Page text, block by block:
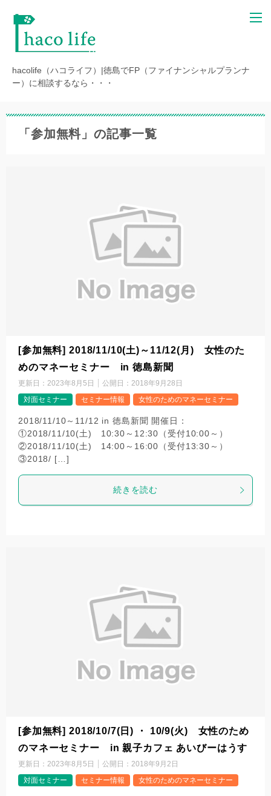
hacolife（ハコライフ）|徳島でFP（ファイナンシャルプランナ
ー）に相談するなら・・・
「参加無料」の記事一覧
[参加無料] 2018/11/10(土)～11/12(月) 女性のた
めのマネーセミナー in 徳島新聞
更新日： 2023年8月5日 公開日： 2018年9月28日
対面セミナー
セミナー情報 女性のためのマネーセミナー
2018/11/10～11/12 in 徳島新聞 開催日：
①2018/11/10(土) 10:30～12:30（受付10:00～）
②2018/11/10(土) 14:00～16:00（受付13:30～）
③2018/ […]
続きを読む
[参加無料] 2018/10/7(日) ・ 10/9(火) 女性のため
のマネーセミナー in 親子カフェ あいびーはうす
更新日： 2023年8月5日 公開日： 2018年9月2日
対面セミナー
セミナー情報 女性のためのマネーセミナー